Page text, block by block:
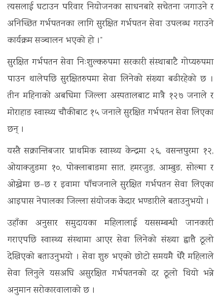
त्यसलाई घटाउन परिवार नियोजनका साधनबारे सचेतना जगाउने र
अनिच्छित गर्भपतनका लागि सुरक्षित गर्भपतन सेवा उपलब्ध गराउने
कार्यक्रम सञ्चालन भएको हो ।”
सुरक्षित गर्भपतन सेवा निःशुल्करुपमा सरकारी संस्थाबाटै गोप्यरुपमा
पाउन थालेपछि सुरक्षितरुपमा सेवा लिनेको संख्या बढीरहेको छ ।
तीन महिनाको अबधिमा जिल्ला अस्पतालबाट मात्रै १२७ जनाले र
मोराहाङ स्वास्थ्य चौकीबाट १५ जनाले सुरक्षित गर्भपतन सेवा लिएका
छन् ।
यस्तै सक्रान्तिबजार प्राथमिक स्वास्थ्य केन्द्रमा २६, वसन्तपुरमा १२,
ओयाक्जुङमा १०, पोक्लाबाङमा सात, हमरजुङ, आम्बुङ, सोल्मा र
ओख्रेमा छ–छ र इवामा पाँचजनाले सुरक्षित गर्भपतन सेवा लिएका
आइपास नेपालका जिल्ला संयोजक केदार भण्डारीले बताउनुभयो ।
उहाँका अनुसार समुदायका महिलालाई यससम्बन्धी जानकारी
गराएपछि स्वास्थ्य संस्थामा आएर सेवा लिनेको संख्या ह्वात्तै ठूलो
देखिएको बताउनुभयो । सेवा शुरु भएको छोटो समयमै धेरै महिलाले
सेवा लिनुले यसअघि असुरक्षित गर्भपतनको दर ठूलो थियो भन्ने
अनुमान सरोकारवालाको छ ।